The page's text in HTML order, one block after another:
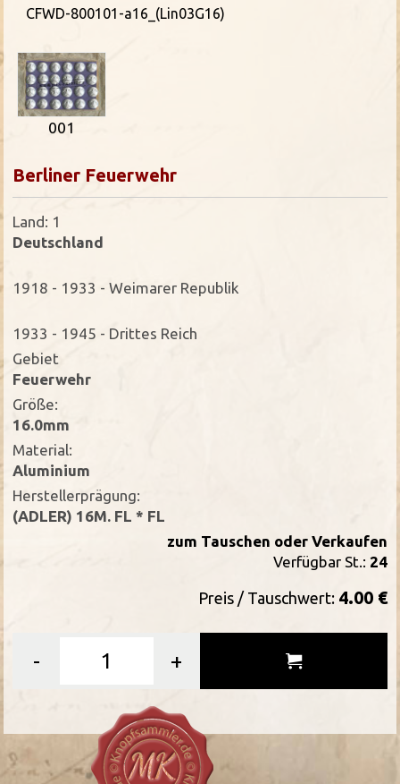
CFWD-800101-a16_(Lin03G16)
001
Berliner Feuerwehr
Land: 1
Deutschland
1918 - 1933 - Weimarer Republik
1933 - 1945 - Drittes Reich
Gebiet
Feuerwehr
Größe:
16.0mm
Material:
Aluminium
Herstellerprägung:
(ADLER) 16M. FL * FL
zum Tauschen oder Verkaufen
Verfügbar St.: 24
Preis / Tauschwert: 4.00 €
- +